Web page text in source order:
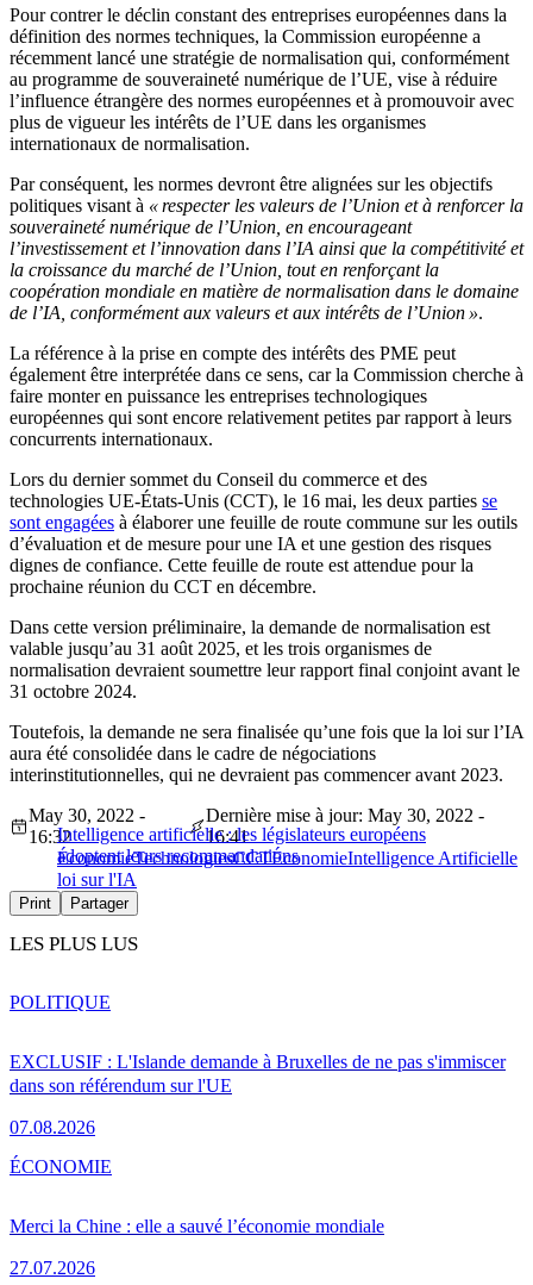
Pour contrer le déclin constant des entreprises européennes dans la
définition des normes techniques, la Commission européenne a
récemment lancé une stratégie de normalisation qui, conformément
au programme de souveraineté numérique de l’UE, vise à réduire
l’influence étrangère des normes européennes et à promouvoir avec
plus de vigueur les intérêts de l’UE dans les organismes
internationaux de normalisation.
Par conséquent, les normes devront être alignées sur les objectifs
politiques visant à « respecter les valeurs de l’Union et à renforcer la
souveraineté numérique de l’Union, en encourageant
l’investissement et l’innovation dans l’IA ainsi que la compétitivité et
la croissance du marché de l’Union, tout en renforçant la
coopération mondiale en matière de normalisation dans le domaine
de l’IA, conformément aux valeurs et aux intérêts de l’Union ».
La référence à la prise en compte des intérêts des PME peut
également être interprétée dans ce sens, car la Commission cherche à
faire monter en puissance les entreprises technologiques
européennes qui sont encore relativement petites par rapport à leurs
concurrents internationaux.
Lors du dernier sommet du Conseil du commerce et des
technologies UE-États-Unis (CCT), le 16 mai, les deux parties se
sont engagées à élaborer une feuille de route commune sur les outils
d’évaluation et de mesure pour une IA et une gestion des risques
dignes de confiance. Cette feuille de route est attendue pour la
prochaine réunion du CCT en décembre.
Dans cette version préliminaire, la demande de normalisation est
valable jusqu’au 31 août 2025, et les trois organismes de
normalisation devraient soumettre leur rapport final conjoint avant le
31 octobre 2024.
Toutefois, la demande ne sera finalisée qu’une fois que la loi sur l’IA
aura été consolidée dans le cadre de négociations
interinstitutionnelles, qui ne devraient pas commencer avant 2023.
Intelligence artificielle : les législateurs européens
adoptent leurs recommandations
May 30, 2022 -
16:32
Dernière mise à jour: May 30, 2022 -
16:41
ÉconomieTechnologiesCCTÉconomieIntelligence Artificielle
loi sur l'IA
Print Partager
LES PLUS LUS
EXCLUSIF : L'Islande demande à Bruxelles de ne pas s'immiscer
dans son référendum sur l'UE
07.08.2026
POLITIQUE
Merci la Chine : elle a sauvé l’économie mondiale
27.07.2026
ÉCONOMIE